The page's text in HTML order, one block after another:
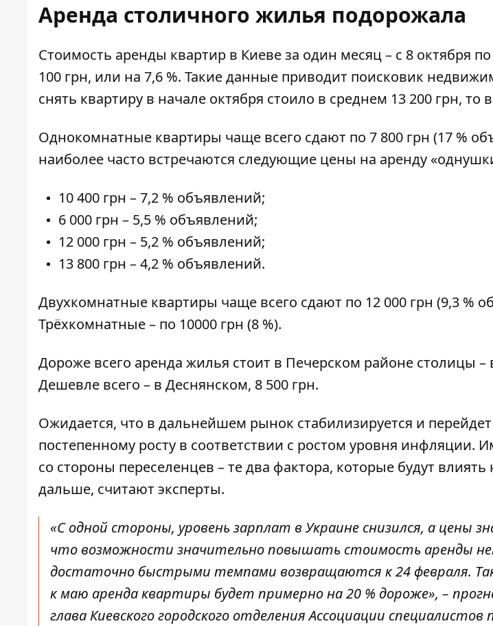
Аренда столичного жилья подорожала
Стоимость аренды квартир в Киеве за один месяц – с 8 октября
100 грн, или на 7,6 %. Такие данные приводит поисковик
снять квартиру в начале октября стоило в среднем 13 200 грн, то
Однокомнатные квартиры чаще всего сдают по 7 800 грн (17 %
наиболее часто встречаются следующие цены на аренду
10 400 грн – 7,2 % объявлений;
6 000 грн – 5,5 % объявлений;
12 000 грн – 5,2 % объявлений;
13 800 грн – 4,2 % объявлений.
Двухкомнатные квартиры чаще всего сдают по 12 000 грн (9,3 %
Трёхкомнатные – по 10000 грн (8 %).
Дороже всего аренда жилья стоит в Печерском районе столицы –
Дешевле всего – в Деснянском, 8 500 грн.
Ожидается, что в дальнейшем рынок стабилизируется и
постепенному росту в соответствии с ростом уровня инфляции.
со стороны переселенцев – те два фактора, которые будут
дальше, считают эксперты.
«С одной стороны, уровень зарплат в Украине снизился, а цены
что возможности значительно повышать стоимость аренды
достаточно быстрыми темпами возвращаются к 24 февраля.
к маю аренда квартиры будет примерно на 20 % дороже», –
глава Киевского городского отделения Ассоциации